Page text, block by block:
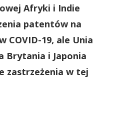
Afryki i Indie
patentów na
COVID-19, ale Unia
Brytania i Japonia
zastrzeżenia w tej